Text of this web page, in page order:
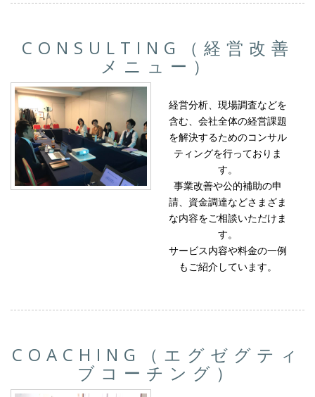
CONSULTING（経営改善
メニュー）
経営分析、現場調査などを
含む、会社全体の経営課題
を解決するためのコンサル
ティングを行っておりま
す。
事業改善や公的補助の申
請、資金調達などさまざま
な内容をご相談いただけま
す。
サービス内容や料金の一例
もご紹介しています。
COACHING（エグゼグティ
ブコーチング）